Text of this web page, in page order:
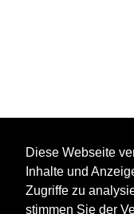
Diese Webseite
Inhalte und
Zugriffe zu
stimmen Sie der